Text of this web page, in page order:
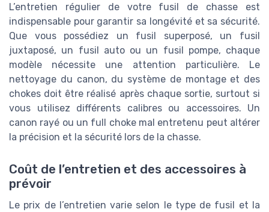
L’entretien régulier de votre fusil de chasse est
indispensable pour garantir sa longévité et sa sécurité.
Que vous possédiez un fusil superposé, un fusil
juxtaposé, un fusil auto ou un fusil pompe, chaque
modèle nécessite une attention particulière. Le
nettoyage du canon, du système de montage et des
chokes doit être réalisé après chaque sortie, surtout si
vous utilisez différents calibres ou accessoires. Un
canon rayé ou un full choke mal entretenu peut altérer
la précision et la sécurité lors de la chasse.
Coût de l’entretien et des accessoires à
prévoir
Le prix de l’entretien varie selon le type de fusil et la